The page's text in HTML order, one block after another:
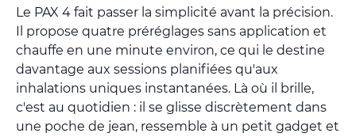
Le PAX 4 fait passer la simplicité avant la précision.
Il propose quatre préréglages sans application et
chauffe en une minute environ, ce qui le destine
davantage aux sessions planifiées qu'aux
inhalations uniques instantanées. Là où il brille,
c'est au quotidien : il se glisse discrètement dans
une poche de jean, ressemble à un petit gadget et